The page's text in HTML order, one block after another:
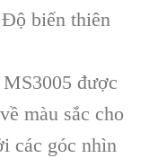
biến thiên
được
màu sắc cho
các góc nhìn